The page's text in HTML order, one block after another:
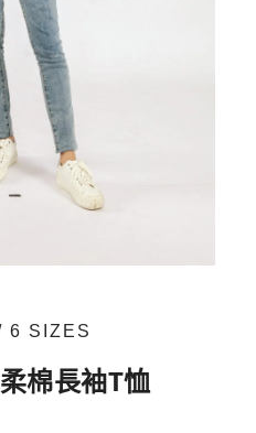
6 SIZES
棉長袖T恤